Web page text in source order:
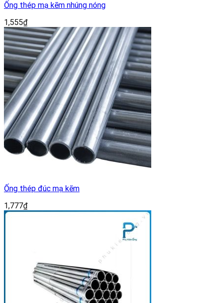
Ống thép mạ kẽm nhúng nóng
1,555₫
Ống thép đúc mạ kẽm
1,777₫